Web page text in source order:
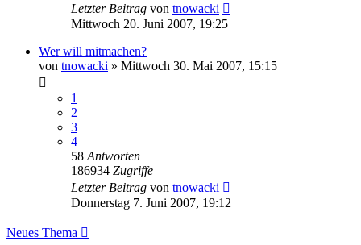
Letzter Beitrag von tnowacki
Mittwoch 20. Juni 2007, 19:25
Wer will mitmachen?
von tnowacki » Mittwoch 30. Mai 2007, 15:15
1
2
3
4
58 Antworten
186934 Zugriffe
Letzter Beitrag von tnowacki
Donnerstag 7. Juni 2007, 19:12
Neues Thema